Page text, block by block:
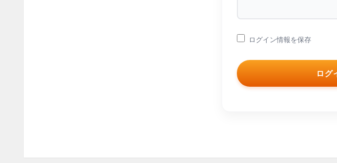
ログイン情報を保存